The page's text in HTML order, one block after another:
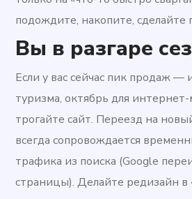
подождите, накопите, сделайте
Вы в разгаре
Если у вас сейчас пик продаж —
туризма, октябрь для
трогайте сайт. Переезд на
всегда сопровождается
трафика из поиска (Google
страницы). Делайте редизайн в